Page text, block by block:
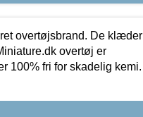
overtøjsbrand. De klæder
overtøj er
100% fri for skadelig kemi.